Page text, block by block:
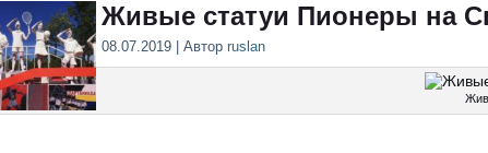
Живые статуи Пионеры на
08.07.2019 | Автор ruslan